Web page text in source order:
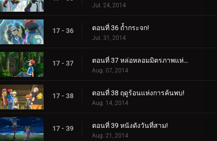
Jul. 24, 2014
17 - 36 ตอนที่ 36 ถ้ำกระจก!
Jul. 31, 2014
17 - 37 ตอนที่ 37 หล่อหลอมมิตรภาพแห่งป่า!
Aug. 07, 2014
17 - 38 ตอนที่ 38 ฤดูร้อนแห่งการค้นพบ!
Aug. 14, 2014
17 - 39 ตอนที่ 39 หนังดังวันที่สาม!
Aug. 21, 2014